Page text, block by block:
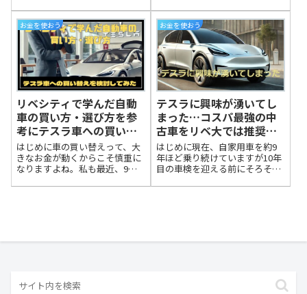
って知ってましたか？特に「コ
スパ最強の中古車SUV」を狙う
なら、購入価格だけじゃなく、
実燃費、維持費（車検や保
険）、そして売却時のリセール
バリューまで徹底的にチェック
することが大事。
さんも大歓迎です！中古車を売
るって、なんだか難しそうに感
じますよね。「どこで売れば高
く買い取ってもらえるの？」
「手続きって面倒じ...
お金を使おう
リベシティで学んだ自動
車の買い方・選び方を参
考にテスラ車への買い替
えを検討してみた
はじめに車の買い替えって、大
きなお金が動くからこそ慎重に
なりますよね。私も最近、9年
超え、修理費が増えてきたので
お金を使おう
テスラに興味が湧いてし
まった…コスパ最強の中
古車をリベ大では推奨し
てても
はじめに現在、自家用車を約9
年ほど乗り続けていますが10年
目の車検を迎える前にそろそろ
たこともあり、リベ大で紹介さ